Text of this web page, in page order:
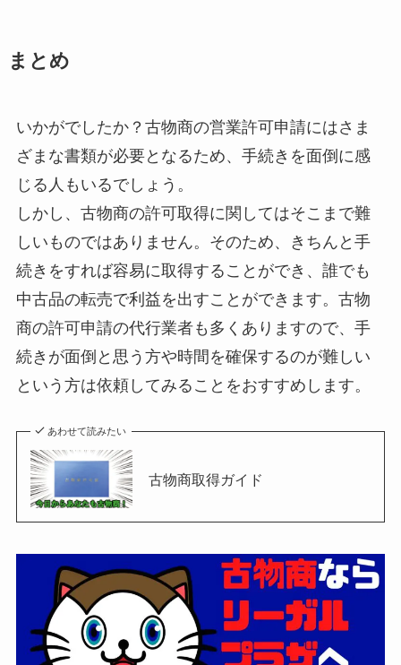
まとめ
いかがでしたか？古物商の営業許可申請にはさま
ざまな書類が必要となるため、手続きを面倒に感
じる人もいるでしょう。
しかし、古物商の許可取得に関してはそこまで難
しいものではありません。そのため、きちんと手
続きをすれば容易に取得することができ、誰でも
中古品の転売で利益を出すことができます。古物
商の許可申請の代行業者も多くありますので、手
続きが面倒と思う方や時間を確保するのが難しい
という方は依頼してみることをおすすめします。
あわせて読みたい
古物商取得ガイド